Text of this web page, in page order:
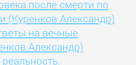
после смерти по
(Куренков Александр)
на вечные
Александр)